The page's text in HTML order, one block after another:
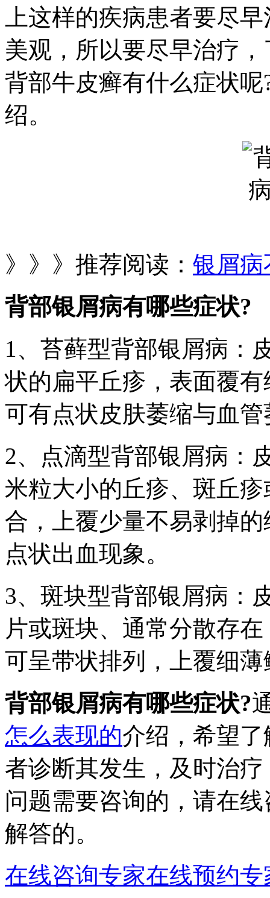
上这样的疾病患者要尽
美观，所以要尽早治疗
背部牛皮癣有什么症状呢
绍。
》》》推荐阅读： 银屑病
背部银屑病有哪些症状?
1、苔藓型背部银屑病：
状的扁平丘疹，表面覆
可有点状皮肤萎缩与血
2、点滴型背部银屑病：
米粒大小的丘疹、斑丘
合，上覆少量不易剥掉
点状出血现象。
3、斑块型背部银屑病：
片或斑块、通常分散存
可呈带状排列，上覆细
背部银屑病有哪些症状?
怎么表现的介绍，希望
者诊断其发生，及时治
问题需要咨询的，请在
解答的。
在线咨询专家在线预约专